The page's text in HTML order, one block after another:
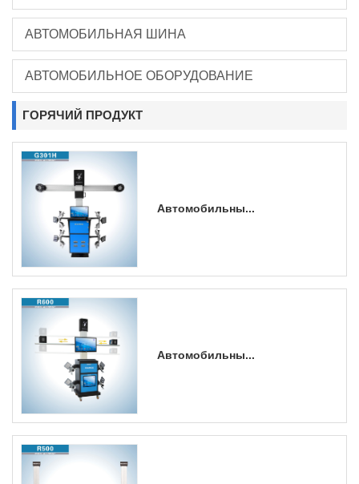
АВТОМОБИЛЬНАЯ ШИНА
АВТОМОБИЛЬНОЕ ОБОРУДОВАНИЕ
ГОРЯЧИЙ ПРОДУКТ
Автомобильны...
Автомобильны...